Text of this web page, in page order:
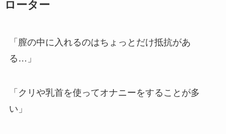
ローター
「膣の中に入れるのはちょっとだけ抵抗があ
る…」
「クリや乳首を使ってオナニーをすることが多
い」